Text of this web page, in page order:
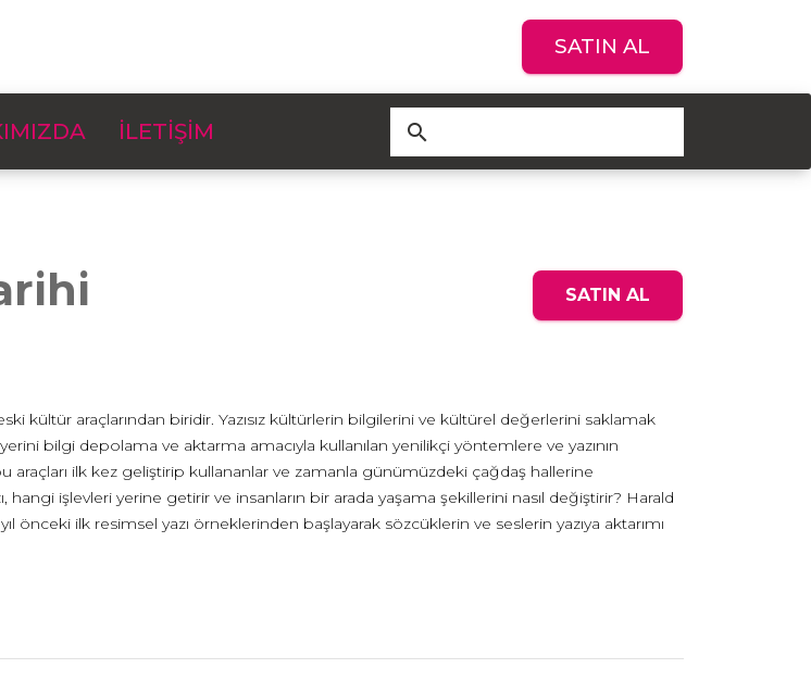
SATIN AL
İLETİŞİM search
SATIN AL
eski kültür araçlarından biridir. Yazısız kültürlerin bilgilerini ve kültürel değerlerini saklamak
bilgi depolama ve aktarma amacıyla kullanılan yenilikçi yöntemlere ve yazının
araçları ilk kez geliştirip kullananlar ve zamanla günümüzdeki çağdaş hallerine
hangi işlevleri yerine getirir ve insanların bir arada yaşama şekillerini nasıl değiştirir? Harald
önceki ilk resimsel yazı örneklerinden başlayarak sözcüklerin ve seslerin yazıya aktarımı
gelişmiş yazı sistemlerinin ve bugünkü alfabelerimizin nasıl ortaya çıktığını açık ve
Antik Tuna, Yakın Doğu, Ege ve Mısır gibi kadim uygarlık coğrafyalarının binlerce yıllık yazı
Amerika, Çin, Orta Asya ve dünyanın diğer bölgelerindeki atılımları da ihmal